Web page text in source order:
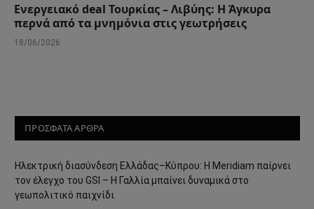
Ενεργειακό deal Τουρκίας – Λιβύης: Η Άγκυρα
περνά από τα μνημόνια στις γεωτρήσεις
18/06/2026
ΠΡΟΣΦΑΤΑ ΑΡΘΡΑ
Ηλεκτρική διασύνδεση Ελλάδας–Κύπρου: Η Meridiam παίρνει
τον έλεγχο του GSI – Η Γαλλία μπαίνει δυναμικά στο
γεωπολιτικό παιχνίδι